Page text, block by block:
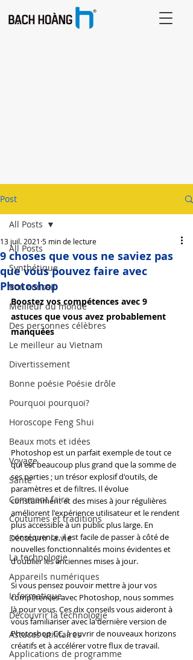
Post
All Posts
Synthétique
Bon conseil
Meilleur du monde
Des personnes célèbres
Le meilleur au Vietnam
Divertissement
Bonne poésie Poésie drôle
Pourquoi pourquoi?
Horoscope Feng Shui
Beaux mots et idées
Voyage
Santé
Comment faire
Coutumes et traditions
Découvrir la vie
La technologie
Appareils numériques
Informatique
Découvrir la technologie
Astuces utilitaires
Applications de programme
All Posts
9 choses que vous ne saviez pas
que vous pouvez faire avec
Photoshop
13 juil. 2021 5 min de lecture
Boostez vos compétences avec 9
astuces que vous avez probablement
manquées
Photoshop est un parfait exemple de tout ce
qui est beaucoup plus grand que la somme de
ses parties ; un trésor explosif d'outils, de
paramètres et de filtres. Il évolue
constamment et des mises à jour régulières
améliorent l'expérience utilisateur et le rendent
plus accessible à un public plus large. En
conséquence, il est facile de passer à côté de
nouvelles fonctionnalités moins évidentes et
d'oublier les anciennes mises à jour.
Si vous pensez pouvoir mettre à jour vos
compétences avec Photoshop, nous sommes
là pour vous. Ces dix conseils vous aideront à
vous familiariser avec la dernière version de
Photoshop CC, à ouvrir de nouveaux horizons
créatifs et à accélérer votre flux de travail.